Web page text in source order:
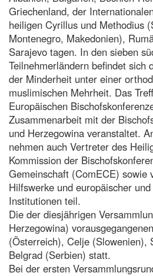
Griechenland, der
heiligen Cyrillus und Methodius
Montenegro, Makedonien),
Sarajevo tagen. In den sieben
Teilnehmerländern befindet sich
der Minderheit unter einer
muslimischen Mehrheit. Das
Europäischen
Zusammenarbeit mit der
und Herzegowina veranstaltet.
nehmen auch Vertreter des
Kommission der
Gemeinschaft (ComECE) sowie
Hilfswerke und europäischer
Institutionen teil.
Die der diesjährigen
Herzegowina)
(Österreich), Celje (Slowenien),
Belgrad (Serbien) statt.
Bei der ersten